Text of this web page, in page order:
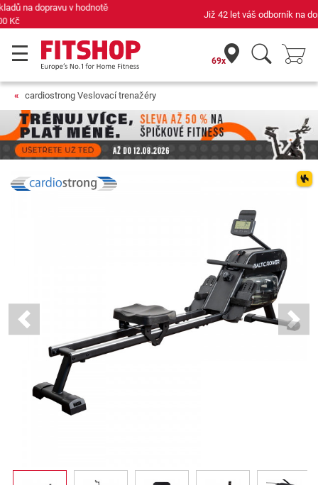
Již 42 let váš odborník na domácí fitness
69x
cardiostrong Veslovací trenažéry
Previous Next